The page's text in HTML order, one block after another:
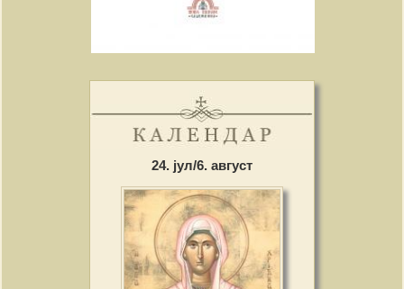
24. јул/6. август